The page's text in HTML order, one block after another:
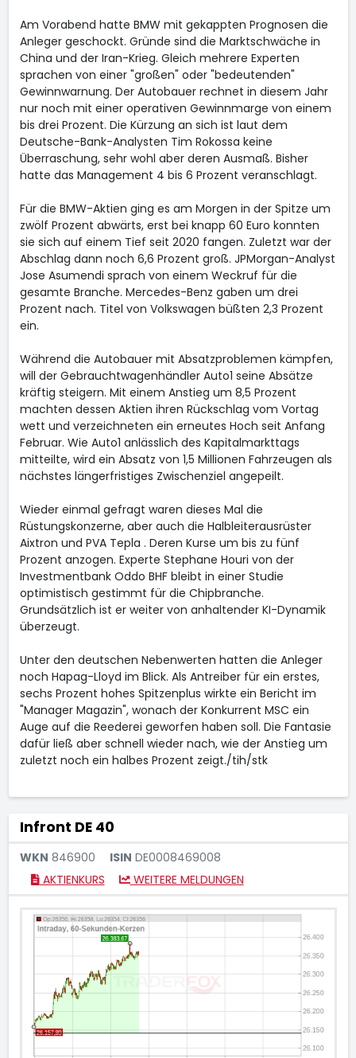
Am Vorabend hatte BMW mit gekappten Prognosen die
Anleger geschockt. Gründe sind die Marktschwäche in
China und der Iran-Krieg. Gleich mehrere Experten
sprachen von einer "großen" oder "bedeutenden"
Gewinnwarnung. Der Autobauer rechnet in diesem Jahr
nur noch mit einer operativen Gewinnmarge von einem
bis drei Prozent. Die Kürzung an sich ist laut dem
Deutsche-Bank-Analysten Tim Rokossa keine
Überraschung, sehr wohl aber deren Ausmaß. Bisher
hatte das Management 4 bis 6 Prozent veranschlagt.
Für die BMW-Aktien ging es am Morgen in der Spitze um
zwölf Prozent abwärts, erst bei knapp 60 Euro konnten
sie sich auf einem Tief seit 2020 fangen. Zuletzt war der
Abschlag dann noch 6,6 Prozent groß. JPMorgan-Analyst
Jose Asumendi sprach von einem Weckruf für die
gesamte Branche. Mercedes-Benz gaben um drei
Prozent nach. Titel von Volkswagen büßten 2,3 Prozent
ein.
Während die Autobauer mit Absatzproblemen kämpfen,
will der Gebrauchtwagenhändler Auto1 seine Absätze
kräftig steigern. Mit einem Anstieg um 8,5 Prozent
machten dessen Aktien ihren Rückschlag vom Vortag
wett und verzeichneten ein erneutes Hoch seit Anfang
Februar. Wie Auto1 anlässlich des Kapitalmarkttags
mitteilte, wird ein Absatz von 1,5 Millionen Fahrzeugen als
nächstes längerfristiges Zwischenziel angepeilt.
Wieder einmal gefragt waren dieses Mal die
Rüstungskonzerne, aber auch die Halbleiterausrüster
Aixtron und PVA Tepla . Deren Kurse um bis zu fünf
Prozent anzogen. Experte Stephane Houri von der
Investmentbank Oddo BHF bleibt in einer Studie
optimistisch gestimmt für die Chipbranche.
Grundsätzlich ist er weiter von anhaltender KI-Dynamik
überzeugt.
Unter den deutschen Nebenwerten hatten die Anleger
noch Hapag-Lloyd im Blick. Als Antreiber für ein erstes,
sechs Prozent hohes Spitzenplus wirkte ein Bericht im
"Manager Magazin", wonach der Konkurrent MSC ein
Auge auf die Reederei geworfen haben soll. Die Fantasie
dafür ließ aber schnell wieder nach, wie der Anstieg um
zuletzt noch ein halbes Prozent zeigt./tih/stk
Infront DE 40
WKN 846900 ISIN DE0008469008
AKTIENKURS
WEITERE MELDUNGEN